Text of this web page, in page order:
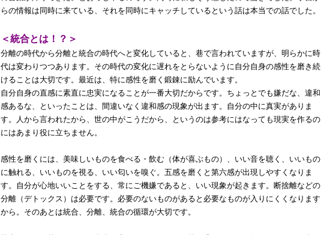
らの情報は同時に来ている、それを同時にキャッチしているという話は本当での話でした。
＜統合とは！？＞
分離の時代から分離と統合の時代へと変化していると、巷で言われていますが、明らかに時
代は変わりつつあります。その時代の変化に遅れをとらないように自分自身の感性を磨き続
けることは大切です。最近は、特に感性を磨く鍛錬に励んでいます。
自分自身の直感に素直に忠実になることが一番大切だからです。ちょっとでも嫌だな、違和
感あるな、といったことは、間違いなく違和感の現象が出ます。自分の中に真実がありま
す。人から言われたから、世の中がこうだから、というのは参考にはなっても現実を作るの
にはあまり役に立ちません。
感性を磨くには、美味しいものを食べる・飲む（体が喜ぶもの）、いい音を聴く、いいもの
に触れる、いいものを視る、いい匂いを嗅ぐ。五感を磨くと第六感が出現しやすくなりま
す。自分が心地いいことをする、常にご機嫌であると、いい現象が起きます。断捨離などの
分離（デトックス）は必要です。必要のないものがあると必要なものが入りにくくなります
から。そのあとは統合、分離、統合の循環が大切です。